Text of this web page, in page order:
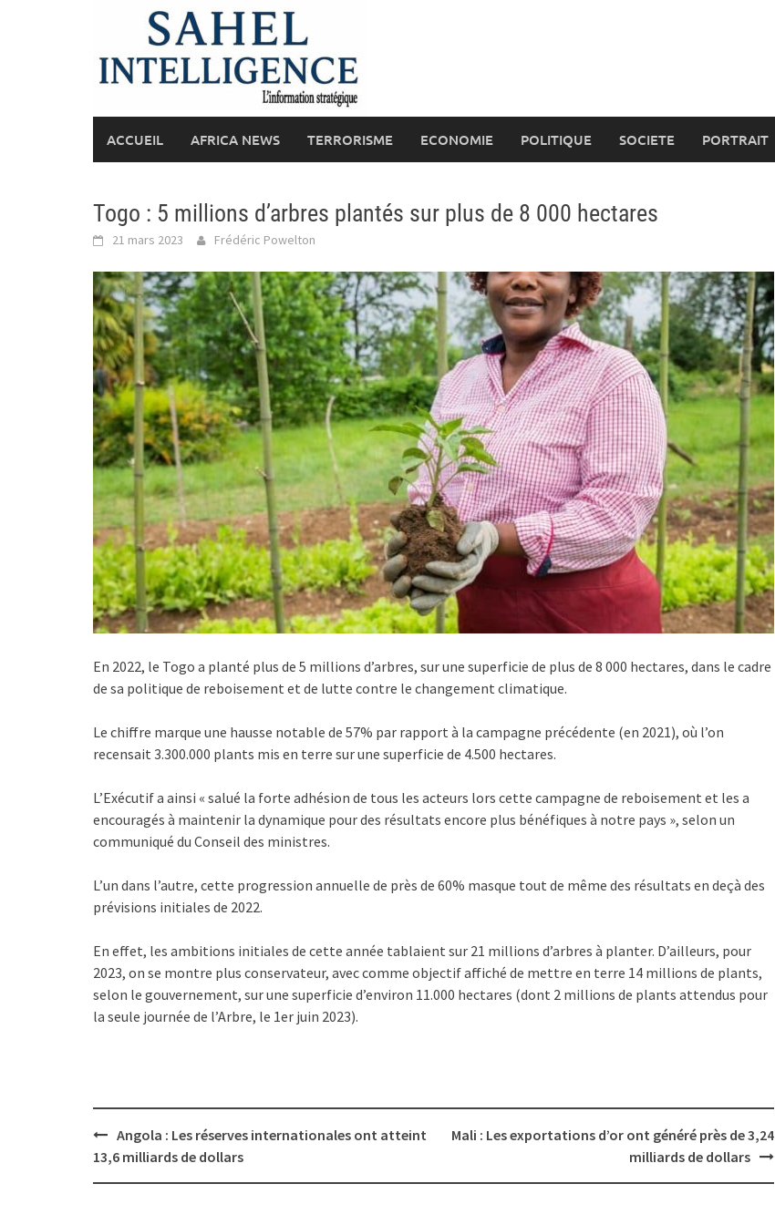
ACCUEIL AFRICA NEWS TERRORISME ECONOMIE POLITIQUE SOCIETE PORTRAIT
Togo : 5 millions d’arbres plantés sur plus de 8 000 hectares
21 mars 2023 Frédéric Powelton
En 2022, le Togo a planté plus de 5 millions d’arbres, sur une superficie de plus de 8 000 hectares, dans le cadre
de sa politique de reboisement et de lutte contre le changement climatique.
Le chiffre marque une hausse notable de 57% par rapport à la campagne précédente (en 2021), où l’on
recensait 3.300.000 plants mis en terre sur une superficie de 4.500 hectares.
L’Exécutif a ainsi « salué la forte adhésion de tous les acteurs lors cette campagne de reboisement et les a
encouragés à maintenir la dynamique pour des résultats encore plus bénéfiques à notre pays », selon un
communiqué du Conseil des ministres.
L’un dans l’autre, cette progression annuelle de près de 60% masque tout de même des résultats en deçà des
prévisions initiales de 2022.
En effet, les ambitions initiales de cette année tablaient sur 21 millions d’arbres à planter. D’ailleurs, pour
2023, on se montre plus conservateur, avec comme objectif affiché de mettre en terre 14 millions de plants,
selon le gouvernement, sur une superficie d’environ 11.000 hectares (dont 2 millions de plants attendus pour
la seule journée de l’Arbre, le 1er juin 2023).
Post
navigation
Angola : Les réserves internationales ont atteint
13,6 milliards de dollars
Mali : Les exportations d’or ont généré près de 3,24
milliards de dollars